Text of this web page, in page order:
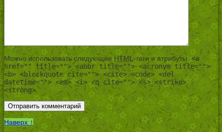
Можно использовать следующиеHTML-теги и атрибуты:<a
href="" title=""> <abbr title=""> <acronym title="">
<b> <blockquote cite=""> <cite> <code> <del
datetime=""> <em> <i> <q cite=""> <s> <strike>
<strong>
Наверх ↑